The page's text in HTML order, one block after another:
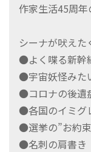
作家生活45周年
シーナが吠えた
●よく喋る新幹
●宇宙妖怪みた
●コロナの後遺
●各国のイミグ
●選挙の”お約
●名刺の肩書き